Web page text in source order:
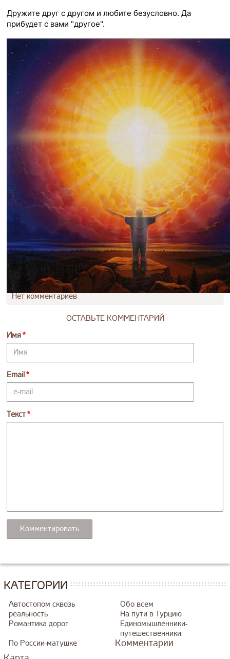
Дружите друг с другом и любите безусловно. Да
прибудет с вами "другое".
Нет комментариев
ОСТАВЬТЕ КОММЕНТАРИЙ
Имя
Email
Текст
КАТЕГОРИИ
Автостопом сквозь
реальность
Обо всем
На пути в Турцию
Романтика дорог
Единомышленники-
путешественники
По России-матушке
Комментарии